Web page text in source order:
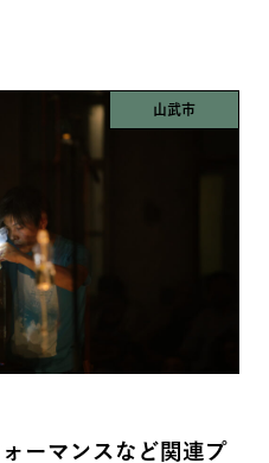
山武市
ーマンスなど関連プ